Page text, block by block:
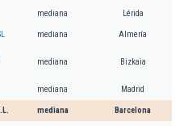
mediana Lérida
mediana Almería
mediana Bizkaia
mediana Madrid
mediana Barcelona